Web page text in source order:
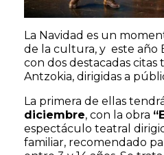
La Navidad es un
de la cultura, y este año
con dos destacadas
Antzokia, dirigidas a
La primera de ellas
diciembre, con la obra
espectáculo teatral
familiar, recomendado